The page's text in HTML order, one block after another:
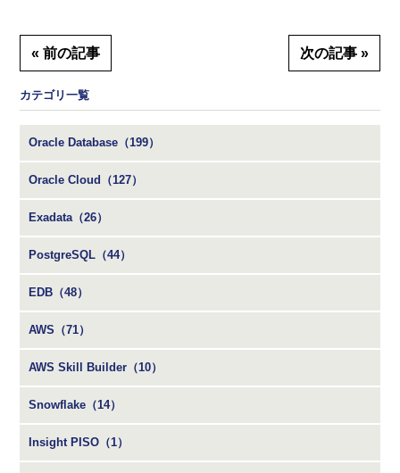
« 前の記事 次の記事 »
カテゴリ一覧
Oracle Database（199）
Oracle Cloud（127）
Exadata（26）
PostgreSQL（44）
EDB（48）
AWS（71）
AWS Skill Builder（10）
Snowflake（14）
Insight PISO（1）